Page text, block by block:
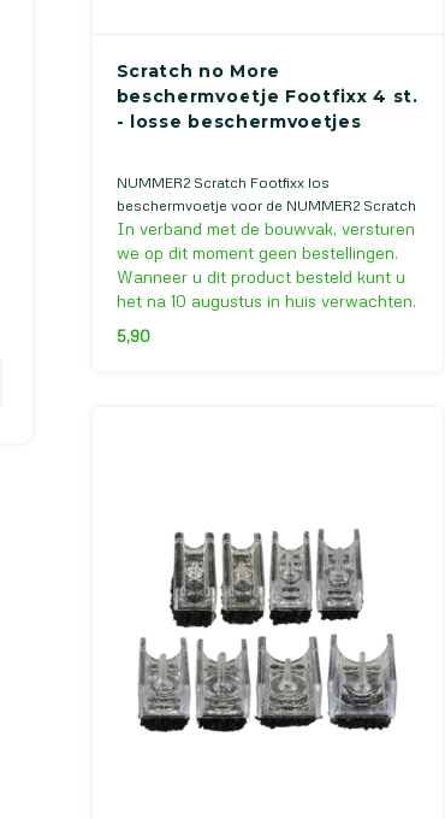
Scratch no More
beschermvoetje Footfixx 4 st.
- losse beschermvoetjes
NUMMER2 Scratch Footfixx los
beschermvoetje voor de NUMMER2 Scratch
Footfixx Hollow en de NUMMER2 Scratch
Footfixx Wood.
In verband met de bouwvak, versturen
we op dit moment geen bestellingen.
Wanneer u dit product besteld kunt u
het na 10 augustus in huis verwachten.
5,90